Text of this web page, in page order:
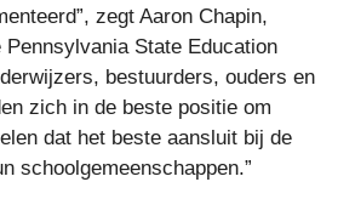
zegt Aaron Chapin,
State Education
bestuurders, ouders en
zich in de beste positie om
dat het beste aansluit bij de
schoolgemeenschappen.”